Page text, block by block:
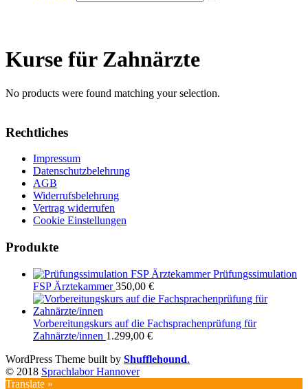
Kurse für Zahnärzte
No products were found matching your selection.
Rechtliches
Impressum
Datenschutzbelehrung
AGB
Widerrufsbelehrung
Vertrag widerrufen
Cookie Einstellungen
Produkte
Prüfungssimulation
FSP Ärztekammer 350,00 €
Vorbereitungskurs auf die Fachsprachenprüfung für
Zahnärzte/innen 1.299,00 €
WordPress Theme built by Shufflehound.
© 2018 Sprachlabor Hannover
Translate »